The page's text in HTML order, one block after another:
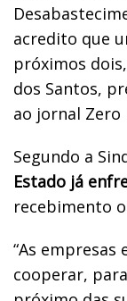
acredito que
próximos
dos Santos,
ao jornal Zero
Segundo a
Estado já
recebimento
“As
cooperar,